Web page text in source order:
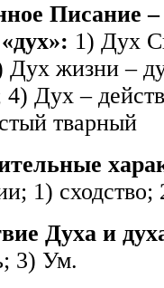
Писание –
1) Дух
жизни –
4) Дух –
тварный
1) сходство;
Духа и
3) Ум.